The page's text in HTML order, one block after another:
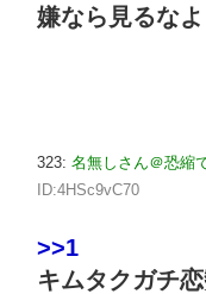
嫌なら見るな
323: 名無しさん＠恐縮
ID:4HSc9vC70
>>1
キムタクガチ